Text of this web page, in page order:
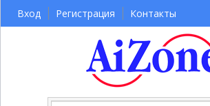
Вход Регистрация Контакты